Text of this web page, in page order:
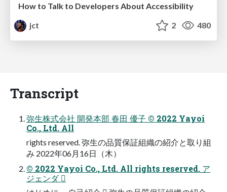
How to Talk to Developers About Accessibility
jct
2 480
Transcript
弥生株式会社 開発本部 春田 優子 © 2022 Yayoi
Co., Ltd. All
rights reserved. 弥生の品質保証組織の紹介と取り組
み 2022年06月16日（木）
© 2022 Yayoi Co., Ltd. All rights reserved. ア
ジェンダ 